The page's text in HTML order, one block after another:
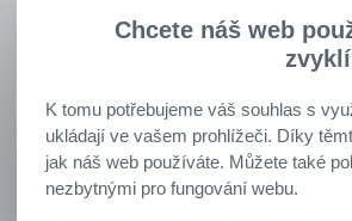
S průběhem uzavření
Všechny informace od
mne srozumitelné.
Doporučil/a byste
svým přátelům a
Chcete náš web
K tomu potřebujeme váš souhlas s
ukládají ve vašem prohlížeči. Díky
jak náš web používáte. Můžete také
nezbytnými pro fungování webu.